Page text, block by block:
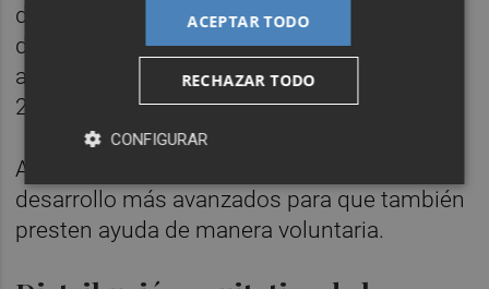
de desarrollo sostenible de la ONU. Se trata
de una reivindicación histórica que ya fue
aprobada durante la COP21 de París del
2015.
Además, se abre la puerta a los países en
desarrollo más avanzados para que también
presten ayuda de manera voluntaria.
ACEPTAR TODO
RECHAZAR TODO
CONFIGURAR